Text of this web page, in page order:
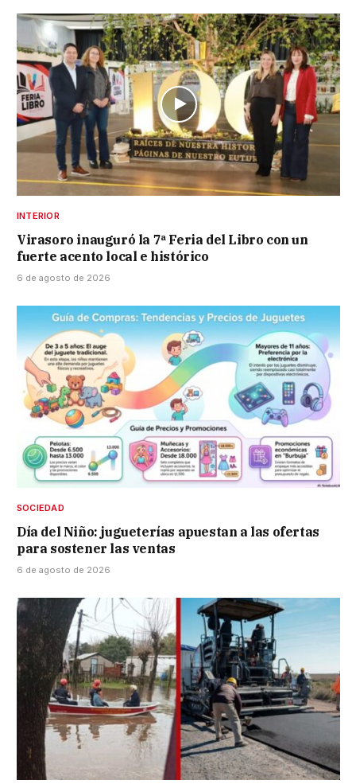
INTERIOR
Virasoro inauguró la 7ª Feria del Libro con un
fuerte acento local e histórico
6 de agosto de 2026
SOCIEDAD
Día del Niño: jugueterías apuestan a las ofertas
para sostener las ventas
6 de agosto de 2026